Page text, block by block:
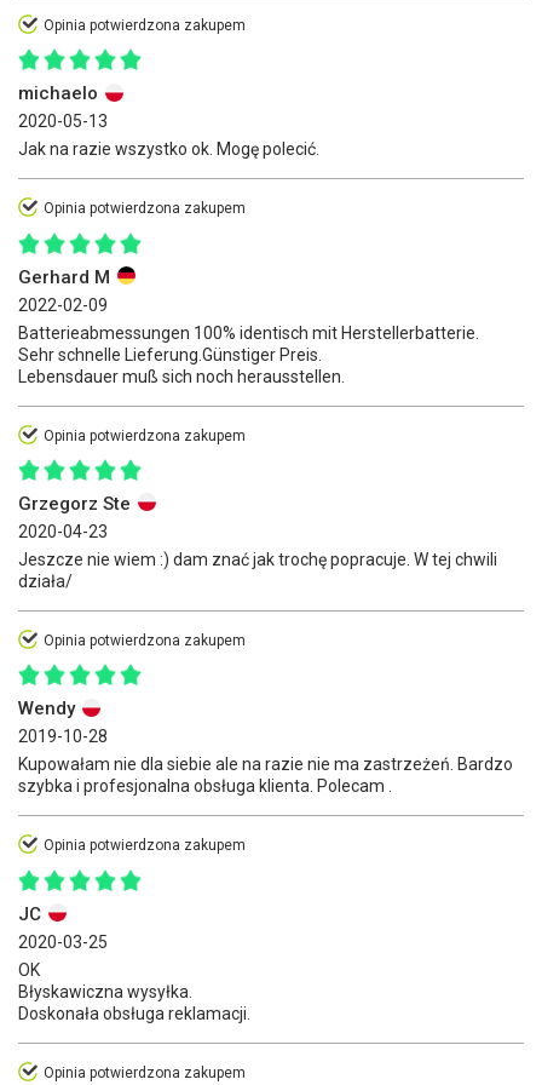
Opinia potwierdzona zakupem
michaelo
2020-05-13
Jak na razie wszystko ok. Mogę polecić.
Opinia potwierdzona zakupem
Gerhard M
2022-02-09
Batterieabmessungen 100% identisch mit Herstellerbatterie.
Sehr schnelle Lieferung.Günstiger Preis.
Lebensdauer muß sich noch herausstellen.
Opinia potwierdzona zakupem
Grzegorz Ste
2020-04-23
Jeszcze nie wiem :) dam znać jak trochę popracuje. W tej chwili
działa/
Opinia potwierdzona zakupem
Wendy
2019-10-28
Kupowałam nie dla siebie ale na razie nie ma zastrzeżeń. Bardzo
szybka i profesjonalna obsługa klienta. Polecam .
Opinia potwierdzona zakupem
JC
2020-03-25
OK
Błyskawiczna wysyłka.
Doskonała obsługa reklamacji.
Opinia potwierdzona zakupem